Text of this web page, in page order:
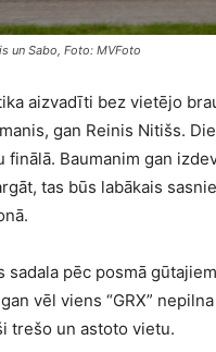
un Sabo, Foto: MVFoto
aizvadīti bez vietējo
gan Reinis Nitišs.
Baumanim gan
tas būs labākais
pēc posmā
vēl viens “GRX”
trešo un astoto vietu.